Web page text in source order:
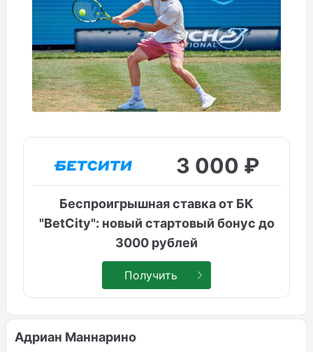
3 000 ₽
Беспроигрышная ставка от БК
"BetCity": новый стартовый бонус до
3000 рублей
Получить
Адриан Маннарино